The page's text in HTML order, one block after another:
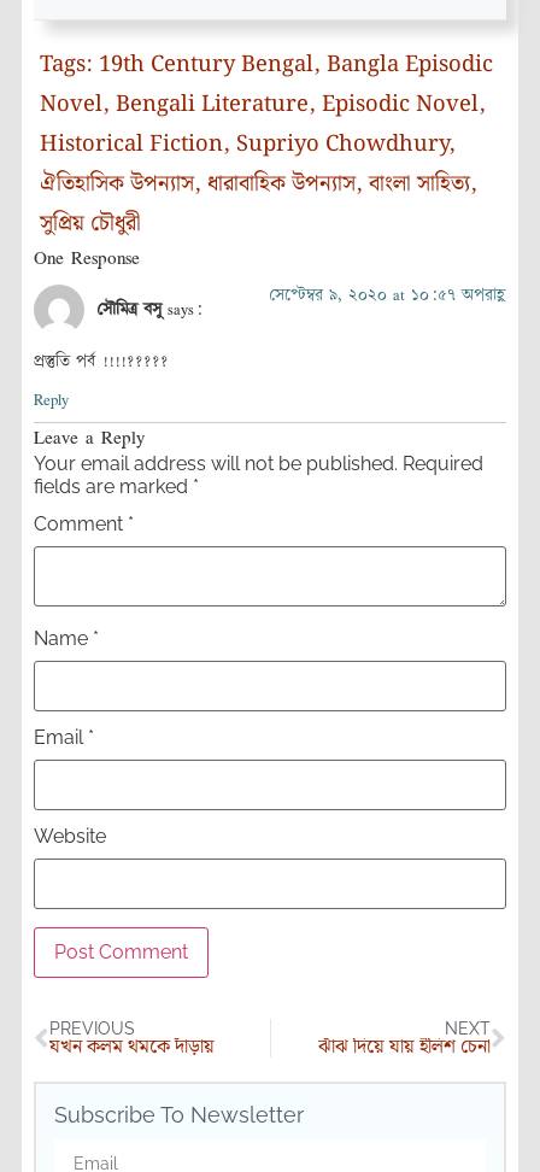
Tags: 19th Century Bengal, Bangla Episodic
Novel, Bengali Literature, Episodic Novel,
Historical Fiction, Supriyo Chowdhury,
ঐতিহাসিক উপন্যাস, ধারাবাহিক উপন্যাস,বাংলা সাহিত্য,
সুপ্রিয় চৌধুরী
One Response
সৌমিত্র বসু says:
সেপ্টেম্বর ৯, ২০২০ at ১০:৫৭ অপরাহ্ণ
প্রস্তুতি পর্ব !!!!?????
Reply
Leave a Reply
Your email address will not be published. Required
fields are marked *
Comment *
Name *
Email *
Website
PREVIOUS
যখন কলম থমকে দাঁড়ায়
NEXT
ঝাঁঝ দিয়ে যায় ইলিশ চেনা
Subscribe To Newsletter